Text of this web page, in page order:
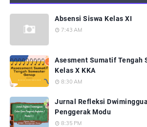
Absensi Siswa Kelas XI
7:43 AM
Asesment Sumatif Tengah
Kelas X KKA
8:30 AM
Jurnal Refleksi
Penggerak Modu
8:35 PM